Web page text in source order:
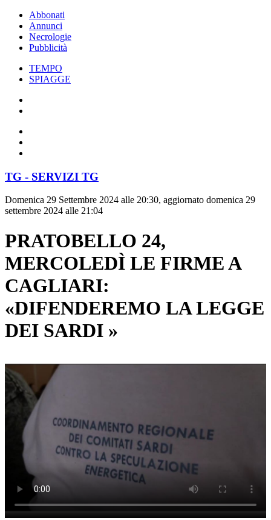
Abbonati
Annunci
Necrologie
Pubblicità
TEMPO
SPIAGGE
TG - SERVIZI TG
Domenica 29 Settembre 2024 alle 20:30, aggiornato domenica 29
settembre 2024 alle 21:04
PRATOBELLO 24,
MERCOLEDÌ LE FIRME A
CAGLIARI:
«DIFENDEREMO LA LEGGE
DEI SARDI »